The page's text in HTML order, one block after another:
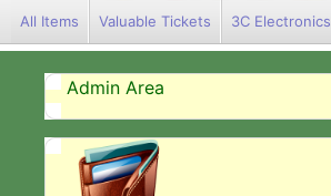
All Items Valuable Tickets 3C Electronics
Admin Area